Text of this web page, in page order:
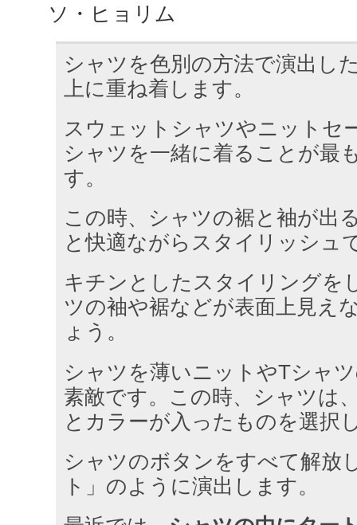
ソ・ヒョリム
シャツを色別の方法で演出し
上に重ね着します。
スウェットシャツやニットセ
シャツを一緒に着ることが最
す。
この時、シャツの裾と袖が出
と快適ながらスタイリッシュ
キチンとしたスタイリングを
ツの袖や裾などが表面上見え
ょう。
シャツを薄いニットやTシャ
素敵です。この時、シャツは
とカラーが入ったものを選択
シャツのボタンをすべて解放
ト」のように演出します。